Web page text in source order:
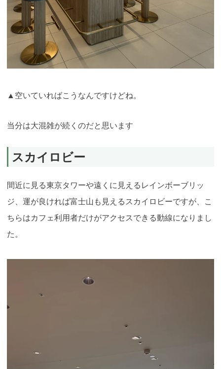
▲空いていればこうなんですけどね。
当分は大混雑が続くのだと思います
スカイロビー
間近に見る東京タワーや遠くに見えるレインボーブリッ
ジ、運が良ければ富士山も見えるスカイロビーですが、こ
ちらはカフェ利用者だけがアクセスできる動線になりまし
た。